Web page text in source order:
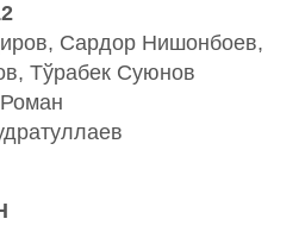
Сардор Нишонбоев,
Тўрабек Суюнов